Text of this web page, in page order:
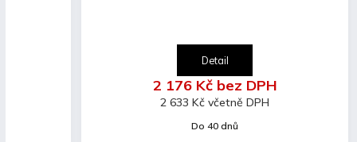
Do 40 dnů
2 633 Kč včetně DPH
2 176 Kč bez DPH
Detail